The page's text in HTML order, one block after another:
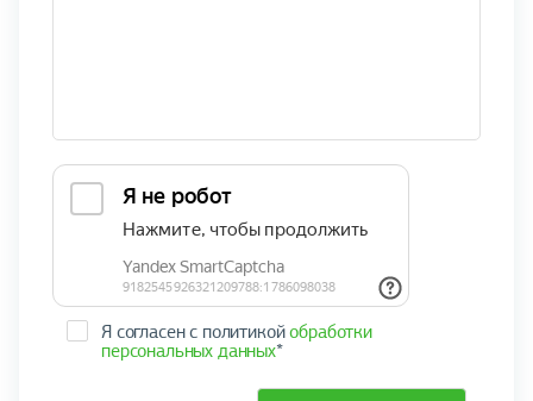
Я согласен с политикойобработки
персональных данных*